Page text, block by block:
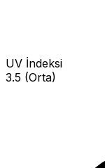
UV İndeksi
3.5 (Orta)